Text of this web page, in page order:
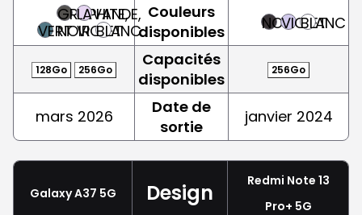
VERT
GRAPHITE,
NOIR
LAVANDE,
VIOLET
BLANC
Couleurs
disponibles
NOIRVIOLET
BLANC
128Go 256Go
Capacités
disponibles
256Go
mars 2026
Date de
sortie
janvier 2024
Galaxy A37 5G Design
Redmi Note 13
Pro+ 5G